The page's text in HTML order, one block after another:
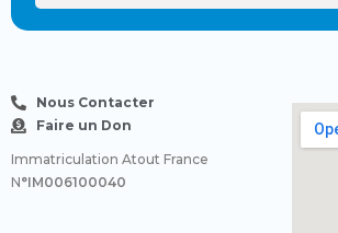
Nous Contacter
Faire un Don
Immatriculation Atout France
N°IM006100040